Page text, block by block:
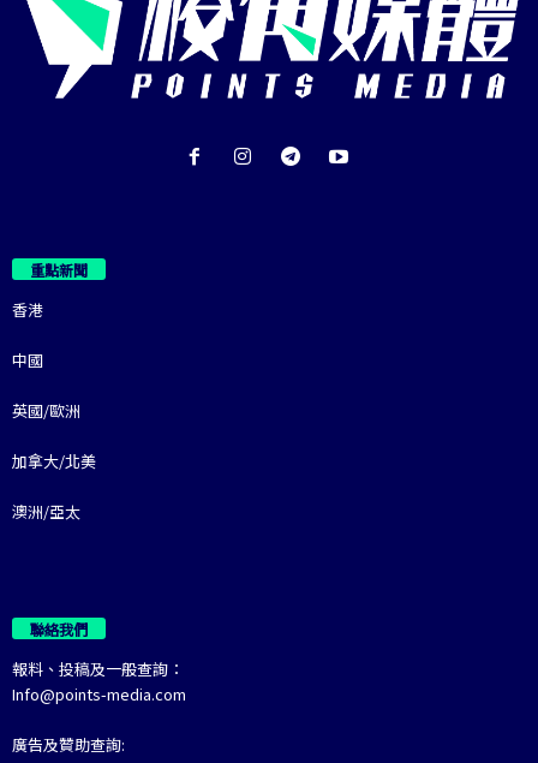
重點新聞
香港
中國
英國/歐洲
加拿大/北美
澳洲/亞太
聯絡我們
報料、投稿及一般查詢：
Info@points-media.com
廣告及贊助查詢: